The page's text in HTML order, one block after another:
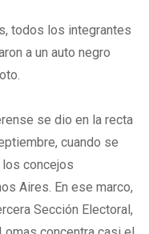
todos los integrantes
a un auto negro
se dio en la recta
cuando se
concejos
Aires. En ese marco,
Sección Electoral,